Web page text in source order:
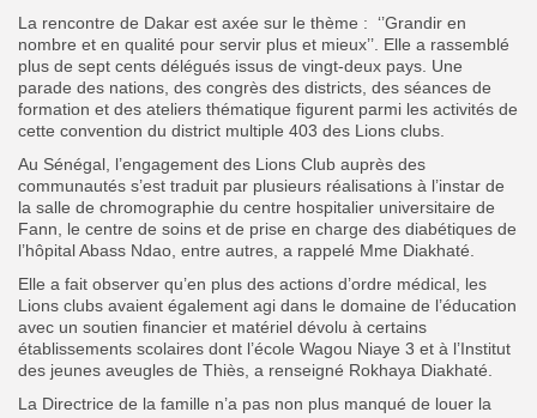
La rencontre de Dakar est axée sur le thème : ‘’Grandir en
nombre et en qualité pour servir plus et mieux’’. Elle a rassemblé
plus de sept cents délégués issus de vingt-deux pays. Une
parade des nations, des congrès des districts, des séances de
formation et des ateliers thématique figurent parmi les activités de
cette convention du district multiple 403 des Lions clubs.
Au Sénégal, l’engagement des Lions Club auprès des
communautés s’est traduit par plusieurs réalisations à l’instar de
la salle de chromographie du centre hospitalier universitaire de
Fann, le centre de soins et de prise en charge des diabétiques de
l’hôpital Abass Ndao, entre autres, a rappelé Mme Diakhaté.
Elle a fait observer qu’en plus des actions d’ordre médical, les
Lions clubs avaient également agi dans le domaine de l’éducation
avec un soutien financier et matériel dévolu à certains
établissements scolaires dont l’école Wagou Niaye 3 et à l’Institut
des jeunes aveugles de Thiès, a renseigné Rokhaya Diakhaté.
La Directrice de la famille n’a pas non plus manqué de louer la